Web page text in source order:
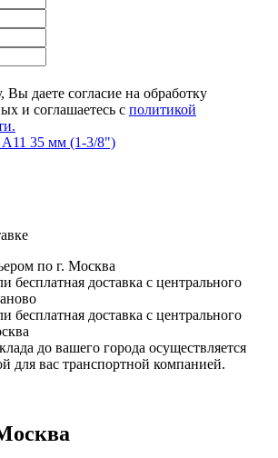
даете согласие на обработку
и соглашаетесь с политикой
по г. Москва
бесплатная доставка с центрального
бесплатная доставка с центрального
до вашего города осуществляется
для вас транспортной компанией.